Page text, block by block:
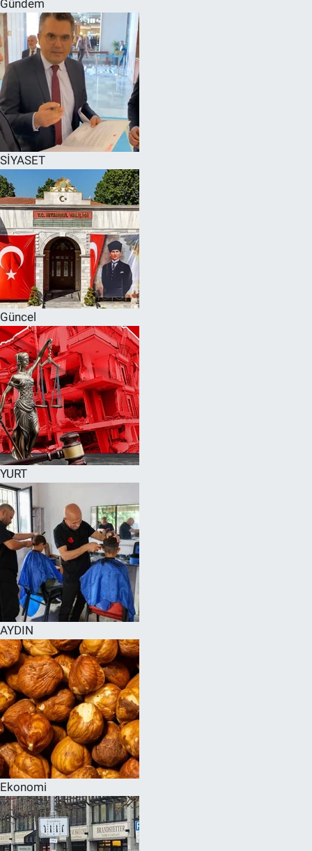
Gündem
SİYASET
Güncel
YURT
AYDIN
Ekonomi
SPOR
RESMİ İLANLAR